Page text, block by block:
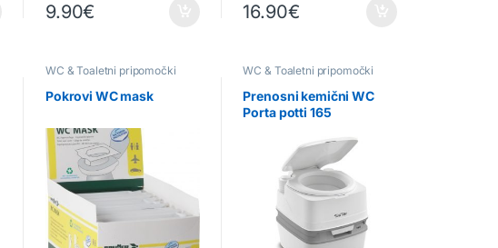
9.90€ 16.90€
WC & Toaletni pripomočki
Pokrovi WC mask
WC & Toaletni pripomočki
Prenosni kemični WC
Porta potti 165